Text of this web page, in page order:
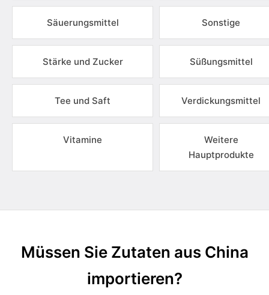
Säuerungsmittel Sonstige
Stärke und Zucker Süßungsmittel
Tee und Saft Verdickungsmittel
Vitamine
Weitere
Hauptprodukte
Müssen Sie Zutaten aus China
importieren?